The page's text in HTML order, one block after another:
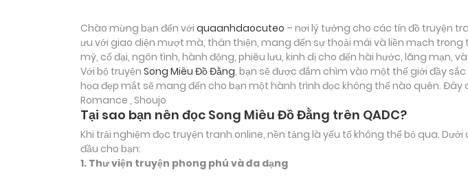
Chào mừng bạn đến với quaanhdaocuteo – nơi lý tưởng cho các tín đồ truyện
ưu với giao diện mượt mà, thân thiện, mang đến sự thoải mái và liền mạch
mỹ, cổ đại, ngôn tình, hành động, phiêu lưu, kinh dị cho đến hài hước, lãng mạn,
Với bộ truyện Song Miêu Đồ Đằng, bạn sẽ được đắm chìm vào một thế giới đầy
họa đẹp mắt sẽ mang đến cho bạn một hành trình đọc không thể nào quên.
Romance , Shoujo
Tại sao bạn nên đọc Song Miêu Đồ Đằng trên QADC?
Khi trải nghiệm đọc truyện tranh online, nền tảng là yếu tố không thể bỏ qua.
đầu cho bạn:
1. Thư viện truyện phong phú và đa dạng